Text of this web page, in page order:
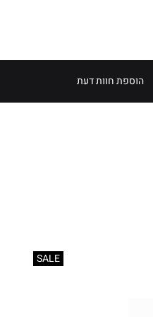
הוספת חוות דעת
SALE